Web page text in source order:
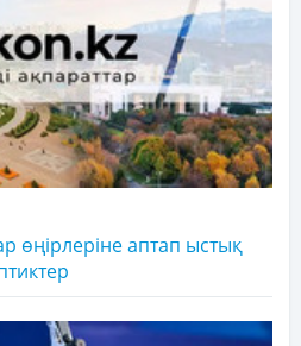
өңірлеріне аптап ыстық